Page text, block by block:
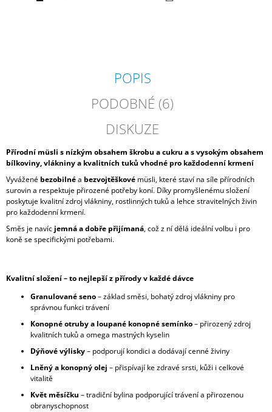
POPIS
PODOBNÉ (6)
DISKUZE
Přírodní müsli s nízkým obsahem škrobu a cukru a s vysokým obsahem
bílkoviny, vlákniny a kvalitních tuků vhodné pro každodenní krmení
Vyvážené bezobilnéa bezvojtěškové müsli, které staví na síle přírodních
surovin a respektuje přirozené potřeby koní. Díky promyšlenému složení
poskytuje kvalitní zdroj vlákniny, rostlinných tuků a lehce stravitelných živin
pro každodenní krmení.
Směs je navíc jemná a dobře přijímaná, což z ní dělá ideální volbu i pro
koně se specifickými potřebami.
Kvalitní složení – to nejlepší z přírody v každé dávce
Granulované seno– základ směsi, bohatý zdroj vlákniny pro
správnou funkci trávení
Konopné otruby a loupané konopné semínko– přirozený zdroj
kvalitních tuků a omega mastných kyselin
Dýňové výlisky– podporují kondici a dodávají cenné živiny
Lněný a konopný olej – přispívají ke zdravé srsti, kůži i celkové
vitalitě
Květ měsíčku – tradiční bylina podporující trávení a přirozenou
obranyschopnost